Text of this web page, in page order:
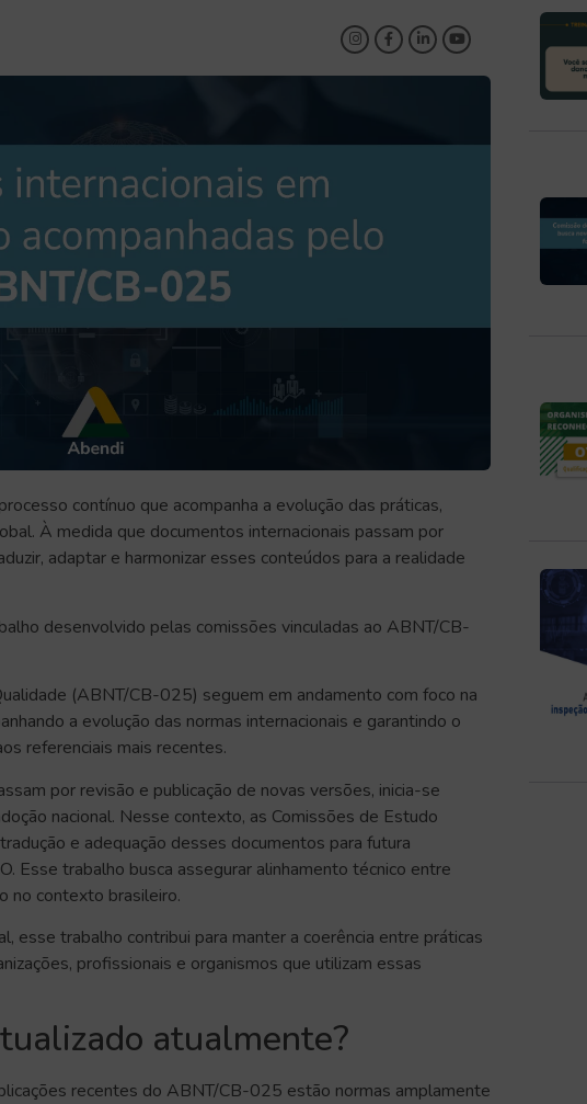
contínuo que acompanha a evolução das práticas,
À medida que documentos internacionais passam por
adaptar e harmonizar esses conteúdos para a realidade
desenvolvido pelas comissões vinculadas ao ABNT/CB-
(ABNT/CB-025) seguem em andamento com foco na
a evolução das normas internacionais e garantindo o
referenciais mais recentes.
por revisão e publicação de novas versões, inicia-se
nacional. Nesse contexto, as Comissões de Estudo
e adequação desses documentos para futura
Esse trabalho busca assegurar alinhamento técnico entre
no contexto brasileiro.
esse trabalho contribui para manter a coerência entre práticas
profissionais e organismos que utilizam essas
atualmente?
recentes do ABNT/CB-025 estão normas amplamente